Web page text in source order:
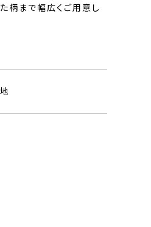
柄まで幅広くご用意し